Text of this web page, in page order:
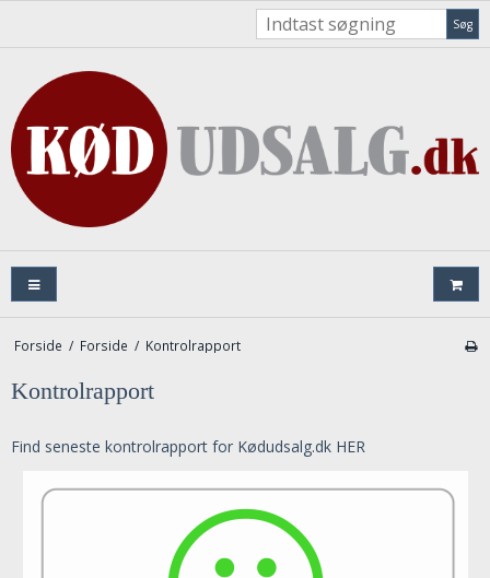
Søg
Forside / Forside / Kontrolrapport
Kontrolrapport
Find seneste kontrolrapport for Kødudsalg.dk HER